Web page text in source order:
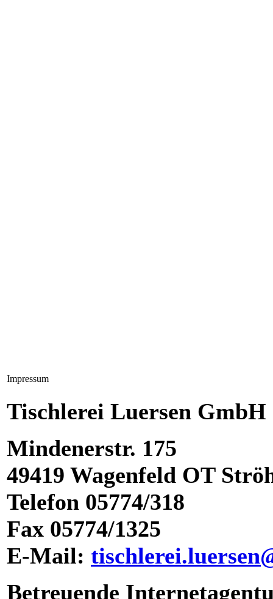
Impressum
Tischlerei Luersen
Mindenerstr. 175
49419 Wagenfeld OT
Telefon 05774/318
Fax 05774/1325
E-Mail:
Betreuende